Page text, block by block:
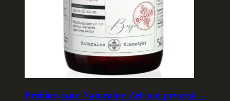
Prebiotyczny Naturalny Żel pod prysznic –